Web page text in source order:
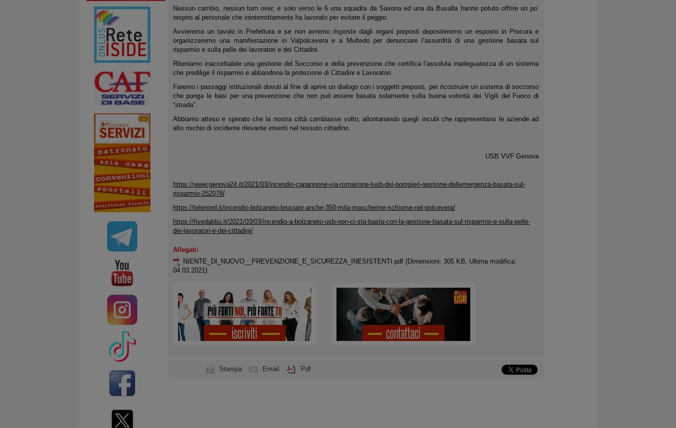
Nessun cambio, nessun turn over, e solo verso le 6 una squadra da Savona ed una da Busalla hanno potuto offrire un po’
respiro al personale che ininterrottamente ha lavorato per evitare il peggio.
Avvieremo un tavolo in Prefettura e se non avremo risposte dagli organi preposti depositeremo un esposto in Procura e
organizzeremo una manifestazione in Valpolcevera e a Multedo per denunciare l’assurdità di una gestione basata sul
risparmio e sulla pelle dei lavoratori e dei Cittadini.
Riteniamo inaccettabile una gestione del Soccorso e della prevenzione che certifica l’assoluta inadeguatezza di un sistema
che predilige il risparmio e abbandona la protezione di Cittadini e Lavoratori.
Faremo i passaggi istituzionali dovuti al fine di aprire un dialogo con i soggetti preposti, per ricostruire un sistema di soccorso
che ponga le basi per una prevenzione che non può essere basata solamente sulla buona volontà dei Vigili del Fuoco di
“strada”.
Abbiamo atteso e sperato che la nostra città cambiasse volto, allontanando quegli incubi che rappresentano le aziende ad
alto rischio di incidente rilevante inseriti nel tessuto cittadino.
USB VVF Genova
https://www.genova24.it/2021/03/incendio-capannone-via-romairone-lusb-dei-pompieri-gestione-dellemergenza-basata-sul-
risparmio-252078/
https://telenord.it/incendio-bolzaneto-bruciate-anche-350-mila-mascherine-schiume-nel-polcevera/
https://fivedabliu.it/2021/03/03/incendio-a-bolzaneto-usb-non-ci-sta-basta-con-la-gestione-basata-sul-risparmio-e-sulla-pelle-
dei-lavoratori-e-dei-cittadini/
Allegati:
NIENTE_DI_NUOVO__PREVENZIONE_E_SICUREZZA_INESISTENTI.pdf (Dimensioni: 305 KB, Ultima modifica:
04.03.2021)
Stampa Email Pdf